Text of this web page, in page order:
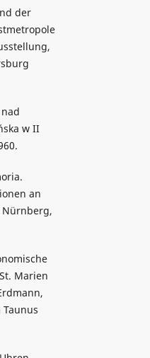
der
w II
an
Nürnberg,
Marien